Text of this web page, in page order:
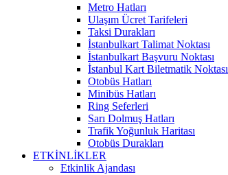
Metro Hatları
Ulaşım Ücret Tarifeleri
Taksi Durakları
İstanbulkart Talimat Noktası
İstanbulkart Başvuru Noktası
İstanbul Kart Biletmatik Noktası
Otobüs Hatları
Minibüs Hatları
Ring Seferleri
Sarı Dolmuş Hatları
Trafik Yoğunluk Haritası
Otobüs Durakları
ETKİNLİKLER
Etkinlik Ajandası